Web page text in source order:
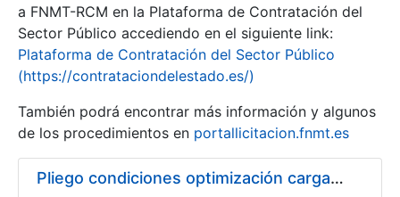
a FNMT-RCM en la Plataforma de Contratación del
Sector Público accediendo en el siguiente link:
Plataforma de Contratación del Sector Público
(https://contrataciondelestado.es/)
También podrá encontrar más información y algunos
de los procedimientos en portallicitacion.fnmt.es
Pliego condiciones optimización cargas compras firmado